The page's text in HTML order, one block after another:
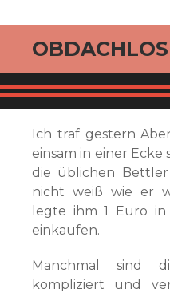
OBDACHLOS
Ich traf gestern
einsam in einer Ecke
die üblichen
nicht weiß wie er
legte ihm 1 Euro
einkaufen.
Manchmal sind
kompliziert und